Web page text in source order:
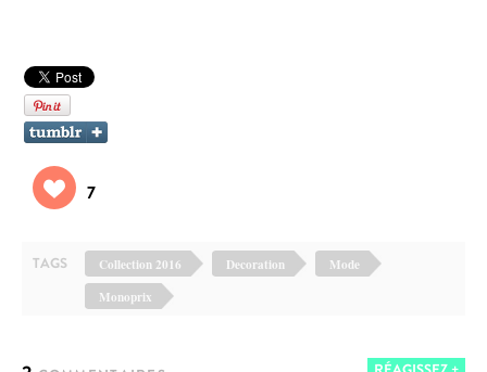
7
TAGS Collection 2016 Decoration
Mode
Monoprix